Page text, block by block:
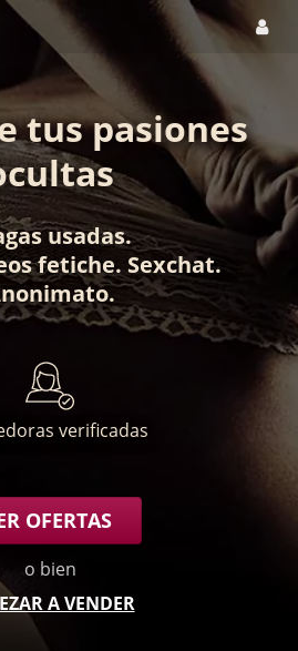
tus pasiones
usadas.
fetiche. Sexchat.
.
verificadas
OFERTAS
o bien
A VENDER